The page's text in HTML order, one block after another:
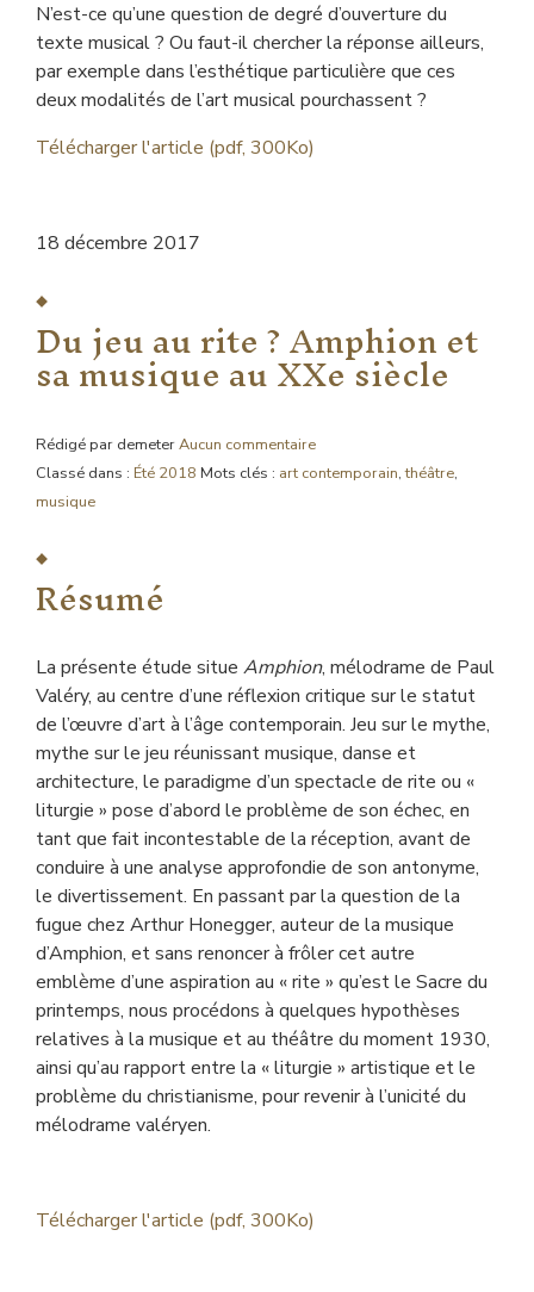
N’est-ce qu’une question de degré d’ouverture du
texte musical ? Ou faut-il chercher la réponse ailleurs,
par exemple dans l’esthétique particulière que ces
deux modalités de l’art musical pourchassent ?
Télécharger l'article (pdf, 300Ko)
18 décembre 2017
Du jeu au rite ? Amphion et
sa musique au XXe siècle
Rédigé par demeterAucun commentaire
Classé dans : Été 2018 Mots clés : art contemporain,théâtre,
musique
Résumé
La présente étude situe Amphion, mélodrame de Paul
Valéry, au centre d’une réflexion critique sur le statut
de l’œuvre d’art à l’âge contemporain. Jeu sur le mythe,
mythe sur le jeu réunissant musique, danse et
architecture, le paradigme d’un spectacle de rite ou «
liturgie » pose d’abord le problème de son échec, en
tant que fait incontestable de la réception, avant de
conduire à une analyse approfondie de son antonyme,
le divertissement. En passant par la question de la
fugue chez Arthur Honegger, auteur de la musique
d’Amphion, et sans renoncer à frôler cet autre
emblème d’une aspiration au « rite » qu’est le Sacre du
printemps, nous procédons à quelques hypothèses
relatives à la musique et au théâtre du moment 1930,
ainsi qu’au rapport entre la « liturgie » artistique et le
problème du christianisme, pour revenir à l’unicité du
mélodrame valéryen.
Télécharger l'article (pdf, 300Ko)